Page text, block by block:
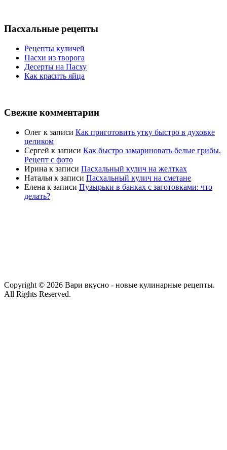
Пасхальные рецепты
Рецепты куличей
Пасхи из творога
Десерты на Пасху
Как красить яйца
Свежие комментарии
Олег к записи Как приготовить утку быстро в духовке
целиком
Сергей к записи Как быстро замариновать белые грибы.
Рецепт с фото
Ирина к записи Пасхальный кулич на желтках
Наталья к записи Пасхальный кулич на сметане
Елена к записи Пузырьки в банках с заготовками: что
делать?
Copyright © 2026 Вари вкусно - новые кулинарные рецепты.
All Rights Reserved.